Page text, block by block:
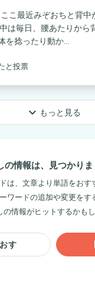
こ最近みぞおちと背中
は毎日、腰あたりから
捻ったり動か...
と投票
keyboard_arrow_down もっと見る
の情報は、見つかりま
は、文章より単語をおす
ワードの追加や変更をす
の情報がヒットするかも
す